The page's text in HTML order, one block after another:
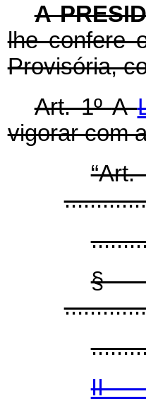
A
lhe confere
Provisória,
Art. 1ºA
vigorar com
II